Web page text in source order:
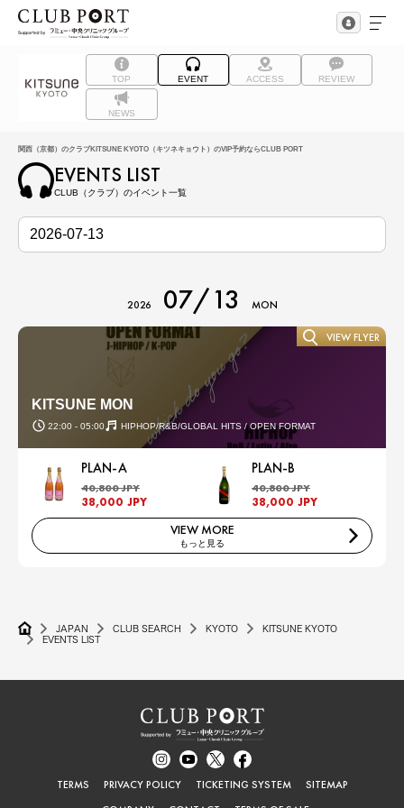
TOP EVENT ACCESS REVIEW
NEWS
関西（京都）のクラブKITSUNE KYOTO（キツネキョウト）のVIP予約ならCLUB PORT
EVENTS LIST
CLUB（クラブ）のイベント一覧
2026 07/13 MON
KITSUNE MON
22:00 - 05:00 HIPHOP/R&B/GLOBAL HITS / OPEN FORMAT
VIEW FLYER
PLAN-A
40,800 JPY
38,000 JPY
PLAN-B
40,800 JPY
38,000 JPY
VIEW MORE
もっと見る
JAPAN CLUB SEARCH KYOTO
KITSUNE KYOTO
EVENTS LIST
TERMS PRIVACY POLICY TICKETING SYSTEM
SITEMAP